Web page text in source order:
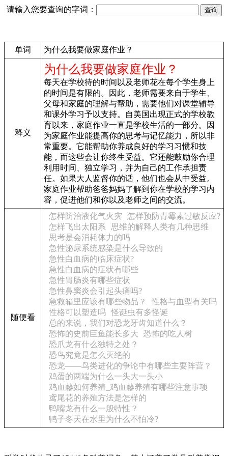
请输入您要查询的字词：
单词 为什么我要做家庭作业？
释义
为什么我要做家庭作业？
每天在学校待的时间以及老师花在每个学生身上
的时间是有限的。因此，老师需要来自于学生、
父母和家庭的理解与帮助，需要他们对课堂辅导
和课外学习予以支持。自美国出现正式的学校教
育以来，家庭作业一直是学校生活的一部分。因
为家庭作业能提高你的思考与记忆能力，所以非
常重要。它能帮助你养成良好的学习习惯和技
能，而这些会让你终生受益。它还能鼓励你合理
利用时间、独立学习，并为自己的工作承担责
任。如果大人监督你的话，他们也会从中受益。
家庭作业帮助爸爸妈妈了解到你在学校的学习内
容，促进他们和你以及老师之间的交流。
随便看
怎样防治液化气火灾
怎样预防青霉素过敏反应?
怎样飞出太阳系
思维的解释人类有几种思维
思考是会消耗体力的吗
急性泌尿系统感染是什么导致的
急性白血病的临床症状?
急性白血病的症状有哪些
急性胃肠炎有哪些症状
急性鼻窦炎会引起头痛吗?
急救箱里应该有哪些物品？
性格与血型有关吗
性格可以塑造吗 怪诞虫有多怪诞
总的来说，我们对恐龙牙齿知道什么？
恐怖的史前巨鱼能长多大
恐怖的吃人树
恐爪龙有什么独特之处？
恐鸟究竟是怎么灭绝的
恐龙——鸟类进化的争论中有哪些主要阵营？
鸡蛋的两端为什么一头大一头小
鸡血藤如何养殖_鸡血藤养殖有哪些注意事项
鸢尾花的养殖方法是怎样的
鸭嘴龙有什么一般特性？
鸭子冬天在水里为什么不怕冷?